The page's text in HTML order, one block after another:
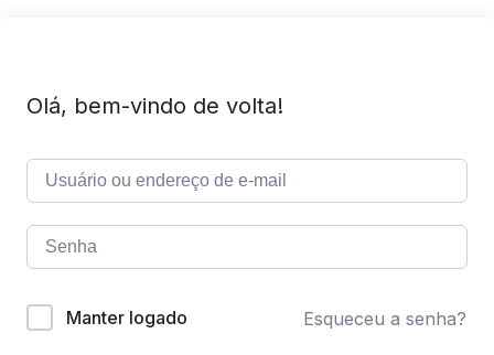
Olá, bem-vindo de volta!
Manter logado Esqueceu a senha?